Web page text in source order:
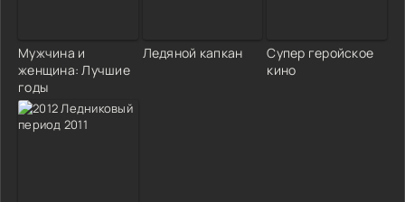
Мужчина и
женщина: Лучшие
годы
Ледяной капкан
Супер геройское
кино